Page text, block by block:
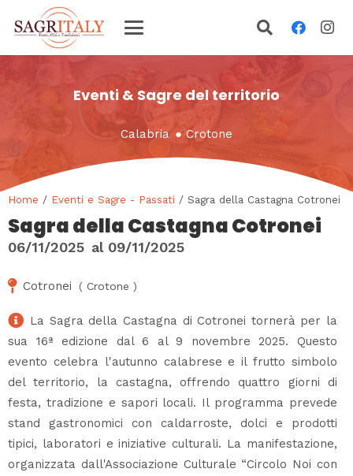
Eventi & Sagre del territorio
Calabria ● Crotone
Home / Eventi e Sagre - Passati / Sagra della Castagna Cotronei
Sagra della Castagna Cotronei
06/11/2025 al 09/11/2025
Cotronei ( Crotone )
La Sagra della Castagna di Cotronei tornerà per la
sua 16ª edizione dal 6 al 9 novembre 2025. Questo
evento celebra l'autunno calabrese e il frutto simbolo
del territorio, la castagna, offrendo quattro giorni di
festa, tradizione e sapori locali. Il programma prevede
stand gastronomici con caldarroste, dolci e prodotti
tipici, laboratori e iniziative culturali. La manifestazione,
organizzata dall'Associazione Culturale “Circolo Noi con